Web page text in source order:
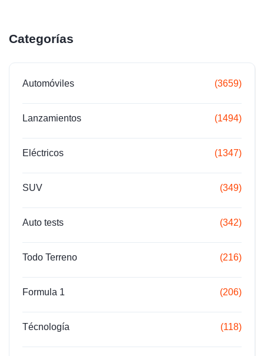
Categorías
Automóviles (3659)
Lanzamientos (1494)
Eléctricos (1347)
SUV (349)
Auto tests (342)
Todo Terreno (216)
Formula 1 (206)
Técnología (118)